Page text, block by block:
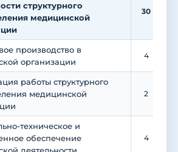
структурного
медицинской
30
производство в
организации
4
работы структурного
медицинской
2
техническое и
обеспечение
4